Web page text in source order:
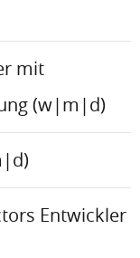
mit
(w|m|d)
Entwickler